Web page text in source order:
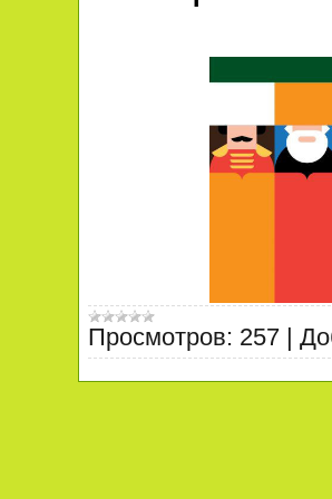
Просмотров: 257 |